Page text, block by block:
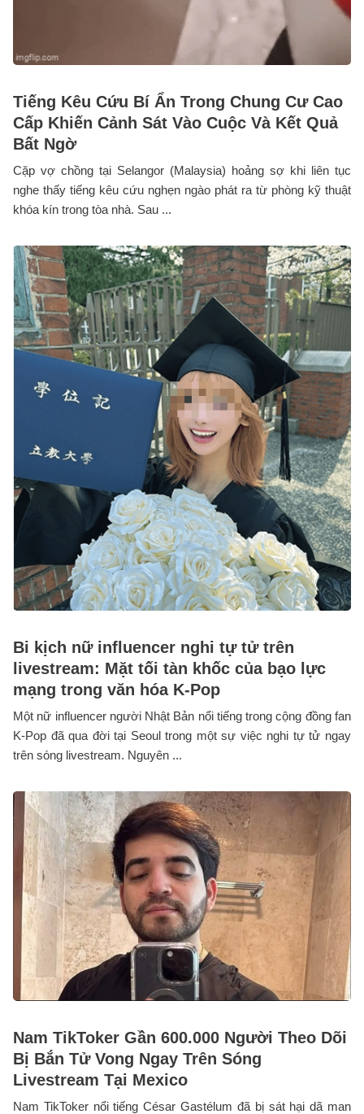
Tiếng Kêu Cứu Bí Ẩn Trong Chung Cư Cao
Cấp Khiến Cảnh Sát Vào Cuộc Và Kết Quả
Bất Ngờ
Cặp vợ chồng tại Selangor (Malaysia) hoảng sợ khi liên tục
nghe thấy tiếng kêu cứu nghẹn ngào phát ra từ phòng kỹ thuật
khóa kín trong tòa nhà. Sau ...
Bi kịch nữ influencer nghi tự tử trên
livestream: Mặt tối tàn khốc của bạo lực
mạng trong văn hóa K-Pop
Một nữ influencer người Nhật Bản nổi tiếng trong cộng đồng fan
K-Pop đã qua đời tại Seoul trong một sự việc nghi tự tử ngay
trên sóng livestream. Nguyên ...
Nam TikToker Gần 600.000 Người Theo Dõi
Bị Bắn Tử Vong Ngay Trên Sóng
Livestream Tại Mexico
Nam TikToker nổi tiếng César Gastélum đã bị sát hại dã man